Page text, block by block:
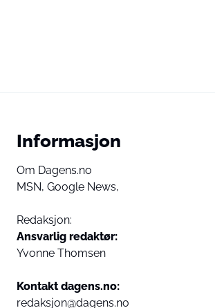
Informasjon
Om Dagens.no
MSN, Google News,
Redaksjon:
Ansvarlig redaktør:
Yvonne Thomsen
Kontakt dagens.no:
redaksjon@dagens.no